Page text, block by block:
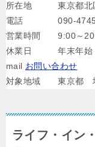
所在地 東京都北
電話 090-4745-
営業時間 9:00～
休業日 年末年
mail お問い合わせ
対象地域 東京都
ライフ・イン